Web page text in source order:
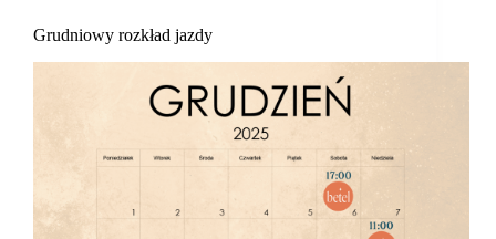
Grudniowy rozkład jazdy